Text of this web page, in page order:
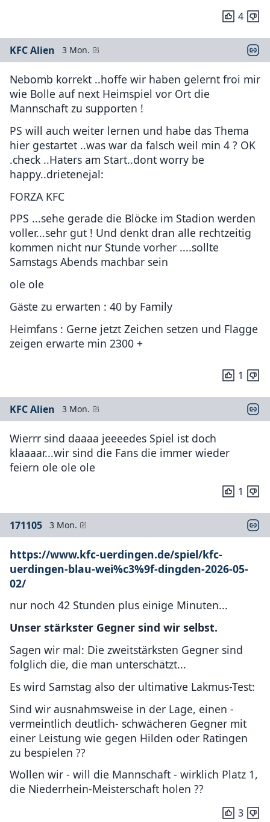
4
KFC Alien 3 Mon.
Nebomb korrekt ..hoffe wir haben gelernt froi mir
wie Bolle auf next Heimspiel vor Ort die
Mannschaft zu supporten !
PS will auch weiter lernen und habe das Thema
hier gestartet ..was war da falsch weil min 4 ? OK
.check ..Haters am Start..dont worry be
happy..drietenejal:
FORZA KFC
PPS ...sehe gerade die Blöcke im Stadion werden
voller...sehr gut ! Und denkt dran alle rechtzeitig
kommen nicht nur Stunde vorher ....sollte
Samstags Abends machbar sein
ole ole
Gäste zu erwarten : 40 by Family
Heimfans : Gerne jetzt Zeichen setzen und Flagge
zeigen erwarte min 2300 +
1
KFC Alien 3 Mon.
Wierrr sind daaaa jeeeedes Spiel ist doch
klaaaar...wir sind die Fans die immer wieder
feiern ole ole ole
1
171105 3 Mon.
https://www.kfc-uerdingen.de/spiel/kfc-
uerdingen-blau-wei%c3%9f-dingden-2026-05-
02/
nur noch 42 Stunden plus einige Minuten...
Unser stärkster Gegner sind wir selbst.
Sagen wir mal: Die zweitstärksten Gegner sind
folglich die, die man unterschätzt...
Es wird Samstag also der ultimative Lakmus-Test:
Sind wir ausnahmsweise in der Lage, einen -
vermeintlich deutlich- schwächeren Gegner mit
einer Leistung wie gegen Hilden oder Ratingen
zu bespielen ??
Wollen wir - will die Mannschaft - wirklich Platz 1,
die Niederrhein-Meisterschaft holen ??
3